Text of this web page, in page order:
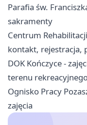
Parafia św.
sakramenty
Centrum
kontakt, rejestracja,
DOK Kończyce -
terenu
Ognisko Pracy
zajęcia